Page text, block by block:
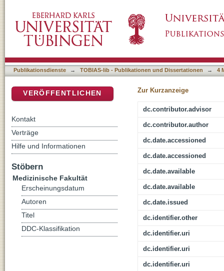
und Lebensqualität bei Patienten mit
Basistherapie (Herzglykosid, ACE-Inhibitor,
Publikationsdienste → TOBIAS-lib - Publikationen und Dissertationen → 4
Zur Kurzanzeige
dc.contributor.advisor
dc.contributor.author
dc.date.accessioned
dc.date.accessioned
dc.date.available
dc.date.available
dc.date.issued
dc.identifier.other
dc.identifier.uri
dc.identifier.uri
dc.identifier.uri
VERÖFFENTLICHEN
Kontakt
Verträge
Hilfe und Informationen
Stöbern
Medizinische Fakultät
Erscheinungsdatum
Autoren
Titel
DDC-Klassifikation